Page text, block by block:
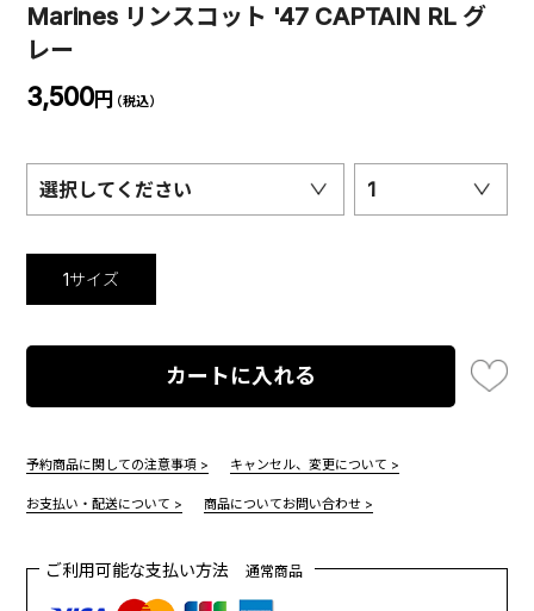
Marines リンスコット '47 CAPTAIN RL グ
レー
3,500円 （税込）
選択してください 1
1サイズ
カートに入れる
予約商品に関しての注意事項 > キャンセル、変更について >
お支払い・配送について > 商品についてお問い合わせ >
ご利用可能な支払い方法通常商品